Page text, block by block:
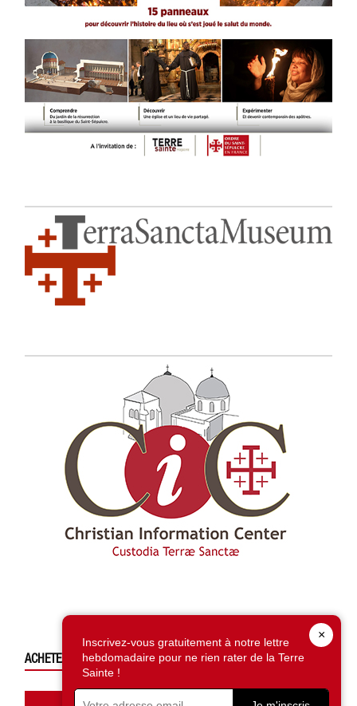
ACHETEZ CE NUMÉRO
×
Inscrivez-vous gratuitement à notre lettre
hebdomadaire pour ne rien rater de la Terre
Sainte !